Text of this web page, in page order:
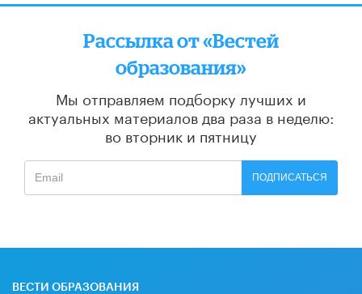
Рассылка от «Вестей
образования»
Мы отправляем подборку лучших и
актуальных материалов два раза в неделю:
во вторник и пятницу
ПОДПИСАТЬСЯ
ВЕСТИ ОБРАЗОВАНИЯ